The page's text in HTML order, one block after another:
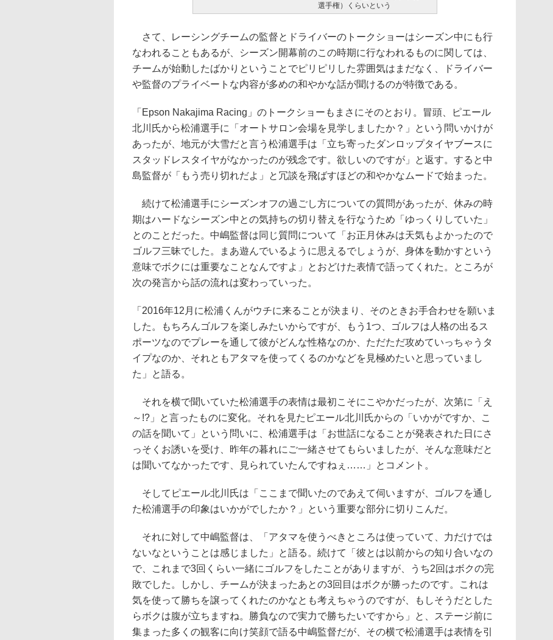
選手権）くらいという
さて、レーシングチームの監督とドライバーのトークショーはシーズン中にも行
なわれることもあるが、シーズン開幕前のこの時期に行なわれるものに関しては、
チームが始動したばかりということでピリピリした雰囲気はまだなく、ドライバー
や監督のプライベートな内容が多めの和やかな話が聞けるのが特徴である。
「Epson Nakajima Racing」のトークショーもまさにそのとおり。冒頭、ピエール
北川氏から松浦選手に「オートサロン会場を見学しましたか？」という問いかけが
あったが、地元が大雪だと言う松浦選手は「立ち寄ったダンロップタイヤブースに
スタッドレスタイヤがなかったのが残念です。欲しいのですが」と返す。すると中
島監督が「もう売り切れだよ」と冗談を飛ばすほどの和やかなムードで始まった。
続けて松浦選手にシーズンオフの過ごし方についての質問があったが、休みの時
期はハードなシーズン中との気持ちの切り替えを行なうため「ゆっくりしていた」
とのことだった。中嶋監督は同じ質問について「お正月休みは天気もよかったので
ゴルフ三昧でした。まあ遊んでいるように思えるでしょうが、身体を動かすという
意味でボクには重要なことなんですよ」とおどけた表情で語ってくれた。ところが
次の発言から話の流れは変わっていった。
「2016年12月に松浦くんがウチに来ることが決まり、そのときお手合わせを願いま
した。もちろんゴルフを楽しみたいからですが、もう1つ、ゴルフは人格の出るス
ポーツなのでプレーを通して彼がどんな性格なのか、ただただ攻めていっちゃうタ
イプなのか、それともアタマを使ってくるのかなどを見極めたいと思っていまし
た」と語る。
それを横で聞いていた松浦選手の表情は最初こそにこやかだったが、次第に「え
～!?」と言ったものに変化。それを見たピエール北川氏からの「いかがですか、こ
の話を聞いて」という問いに、松浦選手は「お世話になることが発表された日にさ
っそくお誘いを受け、昨年の暮れにご一緒させてもらいましたが、そんな意味だと
は聞いてなかったです、見られていたんですねぇ……」とコメント。
そしてピエール北川氏は「ここまで聞いたのであえて伺いますが、ゴルフを通し
た松浦選手の印象はいかがでしたか？」という重要な部分に切りこんだ。
それに対して中嶋監督は、「アタマを使うべきところは使っていて、力だけでは
ないなということは感じました」と語る。続けて「彼とは以前からの知り合いなの
で、これまで3回くらい一緒にゴルフをしたことがありますが、うち2回はボクの完
敗でした。しかし、チームが決まったあとの3回目はボクが勝ったのです。これは
気を使って勝ちを譲ってくれたのかなとも考えちゃうのですが、もしそうだとした
らボクは腹が立ちますね。勝負なので実力で勝ちたいですから」と、ステージ前に
集まった多くの観客に向け笑顔で語る中嶋監督だが、その横で松浦選手は表情を引